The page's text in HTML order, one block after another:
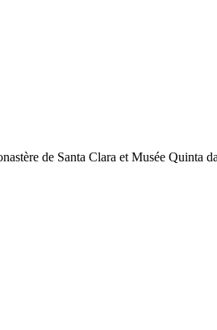
de Santa Clara et Musée Quinta